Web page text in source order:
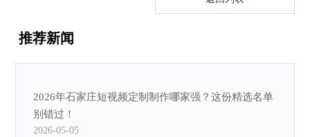
推荐新闻
2026年石家庄短视频定制制作哪家强？这份精选名单
别错过！
2026-05-05